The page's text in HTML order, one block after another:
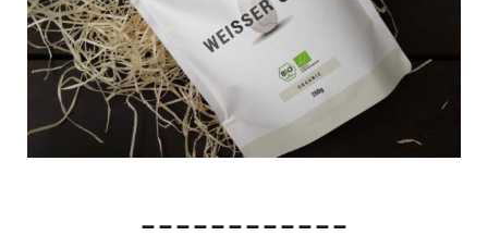
____________